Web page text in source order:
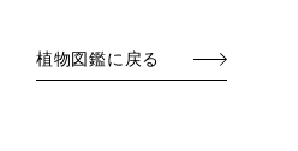
植物図鑑に戻る